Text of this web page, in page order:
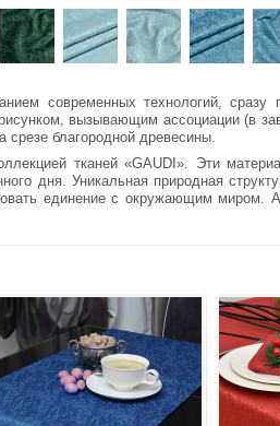
современных технологий, сразу
вызывающим ассоциации (в
благородной древесины.
тканей «GAUDI». Эти
дня. Уникальная природная
единение с окружающим миром.